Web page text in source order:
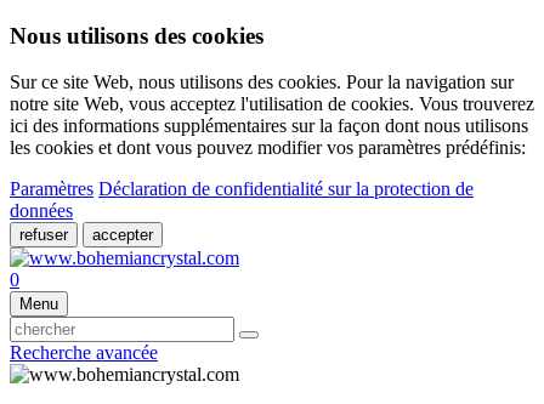
Nous utilisons des cookies
Sur ce site Web, nous utilisons des cookies. Pour la navigation sur
notre site Web, vous acceptez l'utilisation de cookies. Vous trouverez
ici des informations supplémentaires sur la façon dont nous utilisons
les cookies et dont vous pouvez modifier vos paramètres prédéfinis:
Paramètres Déclaration de confidentialité sur la protection de
données
refuser accepter
0
Menu
Recherche avancée